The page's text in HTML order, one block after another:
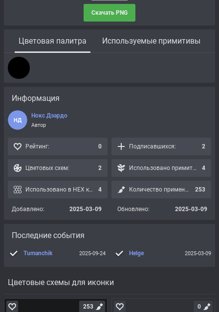
Скачать PNG
Цветовая палитра Используемые примитивы
Цветовые схемы для иконки
253 0
Информация
НД
Нокс Дэардо
Автор
Рейтинг: 0 Подписавшихся: 2
Цветовых схем: 2 Использовано примитивов: 4
Использовано в HEX картах: 4 Количество применений: 253
Добавлено: 2025-03-09 Обновлено: 2025-03-09
Последние события
Tumanchik 2025-09-24 Helge 2025-03-09